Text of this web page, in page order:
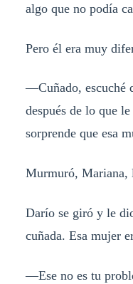
algo que no podía
Pero él era muy
—Cuñado, escuché
después de lo que
sorprende que esa
Murmuró, Mariana,
Darío se giró y le
cuñada. Esa mujer
—Ese no es tu